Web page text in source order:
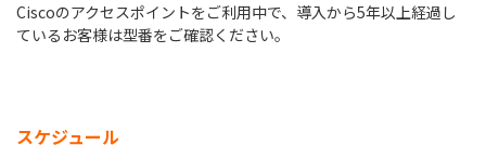
Ciscoのアクセスポイントをご利用中で、導入から5年以上経過し
ているお客様は型番をご確認ください。
スケジュール